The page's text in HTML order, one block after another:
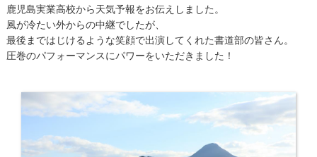
鹿児島実業高校から天気予報をお伝えしました。
風が冷たい外からの中継でしたが、
最後まではじけるような笑顔で出演してくれた書道部の皆さん。
圧巻のパフォーマンスにパワーをいただきました！